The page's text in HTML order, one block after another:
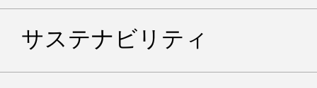
サステナビリティ